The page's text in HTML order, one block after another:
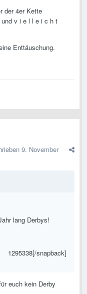
der 4er Kette
und v i e l l e i c h t
Enttäuschung.
9. November
lang Derbys!
1295338[/snapback]
euch kein Derby